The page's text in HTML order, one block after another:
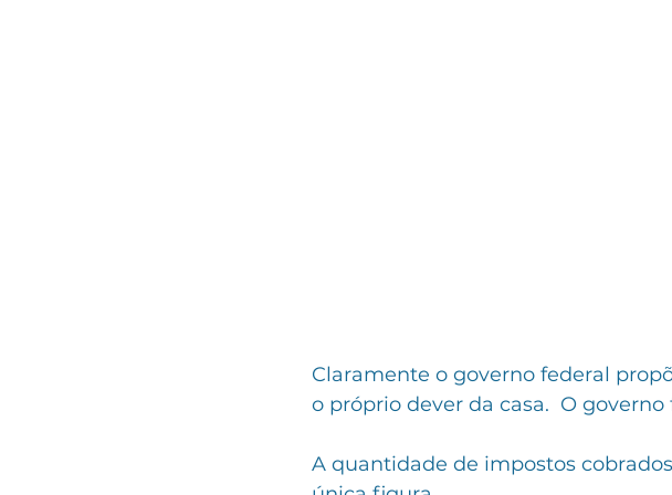
Claramente o governo federal
o próprio dever da casa.  O
A quantidade de impostos